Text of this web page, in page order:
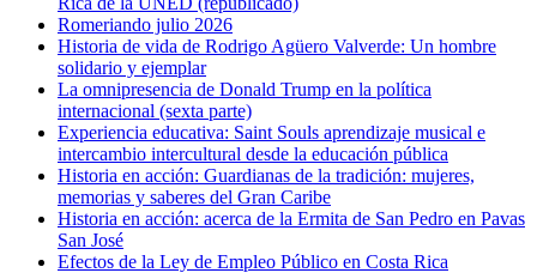
Romeriando julio 2026
Historia de vida de Rodrigo Agüero Valverde: Un hombre
solidario y ejemplar
La omnipresencia de Donald Trump en la política
internacional (sexta parte)
Experiencia educativa: Saint Souls aprendizaje musical e
intercambio intercultural desde la educación pública
Historia en acción: Guardianas de la tradición: mujeres,
memorias y saberes del Gran Caribe
Historia en acción: acerca de la Ermita de San Pedro en Pavas
San José
Efectos de la Ley de Empleo Público en Costa Rica